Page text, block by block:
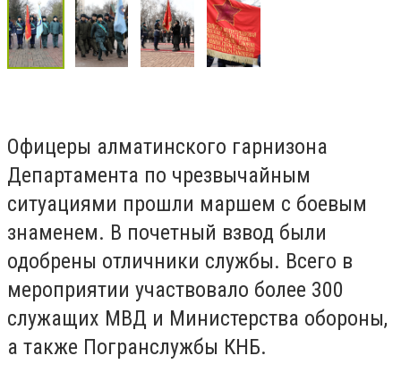
Офицеры алматинского гарнизона
Департамента по чрезвычайным
ситуациями прошли маршем с боевым
знаменем. В почетный взвод были
одобрены отличники службы. Всего в
мероприятии участвовало более 300
служащих МВД и Министерства обороны,
а также Погранслужбы КНБ.